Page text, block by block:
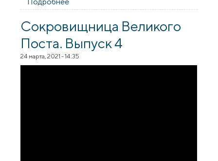
Подробнее
вместе" - Псалом 20
Сокровищница Великого
Поста. Выпуск 4
24 марта, 2021 - 14:35